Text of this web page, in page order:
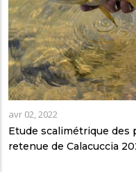
avr 02, 2022
Etude scalimétrique des
retenue de Calacuccia